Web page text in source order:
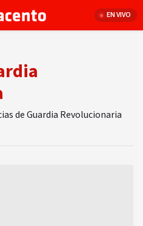
EN VIVO
de Guardia Revolucionaria